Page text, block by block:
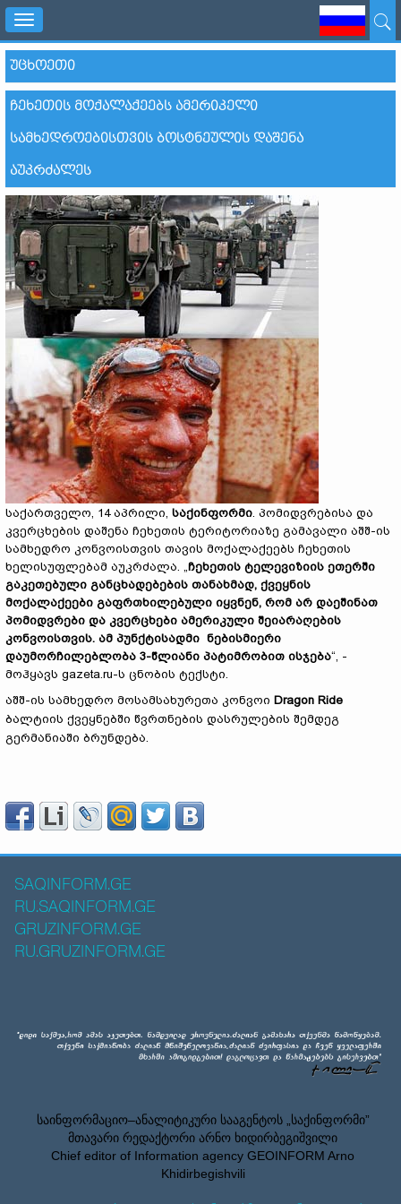
Toggle
navigation
ᲣᲪᲮᲝᲔᲗᲘ
ᲩᲔᲮᲔᲗᲘᲡ ᲛᲝᲥᲐᲚᲐᲥᲔᲔᲑᲡ ᲐᲛᲔᲠᲘᲙᲔᲚᲘ
ᲡᲐᲛᲮᲔᲓᲠᲝᲔᲑᲘᲡᲗᲕᲘᲡ ᲑᲝᲡᲢᲜᲔᲣᲚᲘᲡ ᲓᲐᲨᲔᲜᲐ
ᲐᲣᲙᲠᲫᲐᲚᲔᲡ
საქართველო, 14 აპრილი, საქინფორმი. პომიდვრებისა და
კვერცხების დაშენა ჩეხეთის ტერიტორიაზე გამავალი აშშ-ის
სამხედრო კონვოისთვის თავის მოქალაქეებს ჩეხეთის
ხელისუფლებამ აუკრძალა. „ჩეხეთის ტელევიზიის ეთერში
გაკეთებული განცხადებების თანახმად, ქვეყნის
მოქალაქეები გაფრთხილებული იყვნენ, რომ არ დაეშინათ
პომიდვრები და კვერცხები ამერიკული შეიარაღების
კონვოისთვის. ამ პუნქტისადმი ნებისმიერი
დაუმორჩილებლობა 3-წლიანი პატიმრობით ისჯება“, -
მოჰყავს gazeta.ru-ს ცნობის ტექსტი.
აშშ-ის სამხედრო მოსამსახურეთა კონვოი Dragon Ride
ბალტიის ქვეყნებში წვრთნების დასრულების შემდეგ
გერმანიაში ბრუნდება.
SAQINFORM.GE
RU.SAQINFORM.GE
GRUZINFORM.GE
RU.GRUZINFORM.GE
საინფორმაციო–ანალიტიკური სააგენტოს „საქინფორმი”
მთავარი რედაქტორი არნო ხიდირბეგიშვილი
Chief editor of Information agency GEOINFORM Arno
Khidirbegishvili